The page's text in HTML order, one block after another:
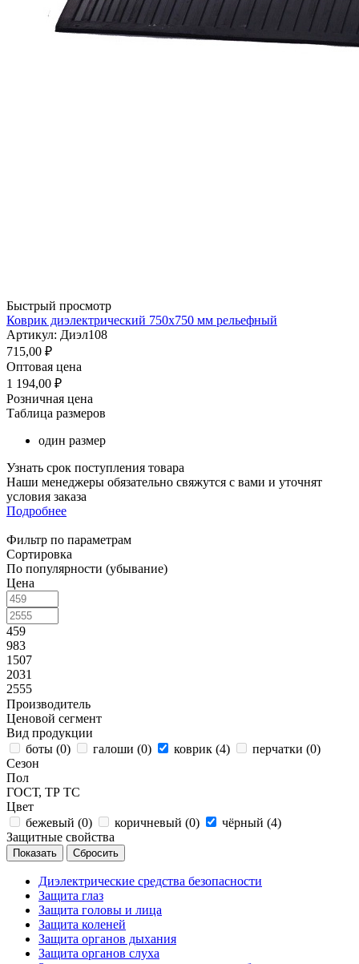
Быстрый просмотр
Коврик диэлектрический 750х750 мм рельефный
Артикул: Диэл108
715,00 ₽
Оптовая цена
1 194,00 ₽
Розничная цена
Таблица размеров
один размер
Узнать срок поступления товара
Наши менеджеры обязательно свяжутся с вами и уточнят
условия заказа
Подробнее
Фильтр по параметрам
Сортировка
По популярности (убывание)
Цена
459
983
1507
2031
2555
Производитель
Ценовой сегмент
Вид продукции
боты (0) галоши (0) коврик (4) перчатки (0)
Сезон
Пол
ГОСТ, ТР ТС
Цвет
бежевый (0) коричневый (0) чёрный (4)
Защитные свойства
Сбросить
Диэлектрические средства безопасности
Защита глаз
Защита головы и лица
Защита коленей
Защита органов дыхания
Защита органов слуха